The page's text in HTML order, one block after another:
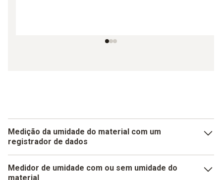
Medição da umidade do material com um
registrador de dados
mas também de determinar e registrar continuamente os
Medidor de umidade com ou sem umidade do
material